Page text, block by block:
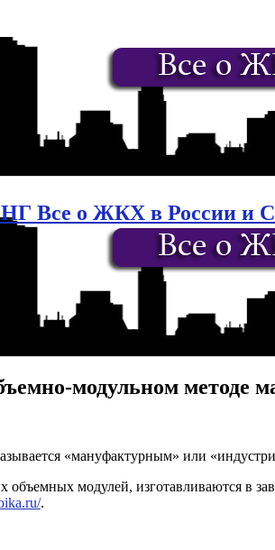
Все о ЖКХ в России и
модульном методе
«мануфактурным» или
объемных модулей, изготавливаются в
.